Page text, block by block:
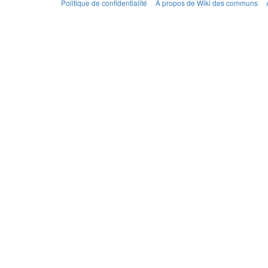
Politique de confidentialité À propos de Wiki des communs